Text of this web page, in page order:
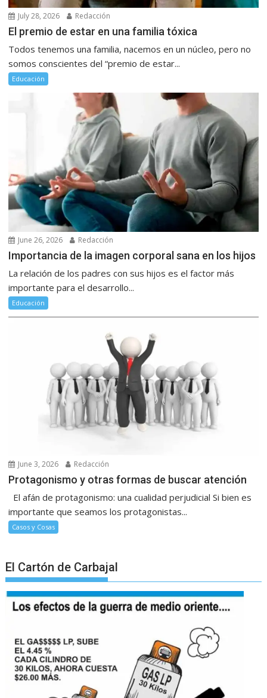
July 28, 2026 Redacción
El premio de estar en una familia tóxica
Todos tenemos una familia, nacemos en un núcleo, pero no
somos conscientes del “premio de estar...
Educación
June 26, 2026 Redacción
Importancia de la imagen corporal sana en los hijos
La relación de los padres con sus hijos es el factor más
importante para el desarrollo...
Educación
June 3, 2026 Redacción
Protagonismo y otras formas de buscar atención
El afán de protagonismo: una cualidad perjudicial Si bien es
importante que seamos los protagonistas...
Casos y Cosas
El Cartón de Carbajal